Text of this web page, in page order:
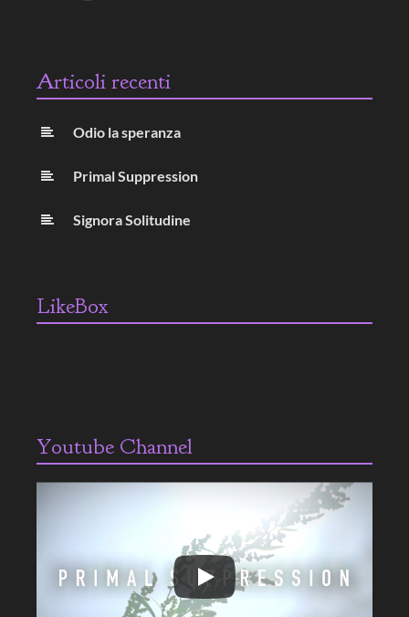
Articoli recenti
Odio la speranza
Primal Suppression
Signora Solitudine
LikeBox
Youtube Channel